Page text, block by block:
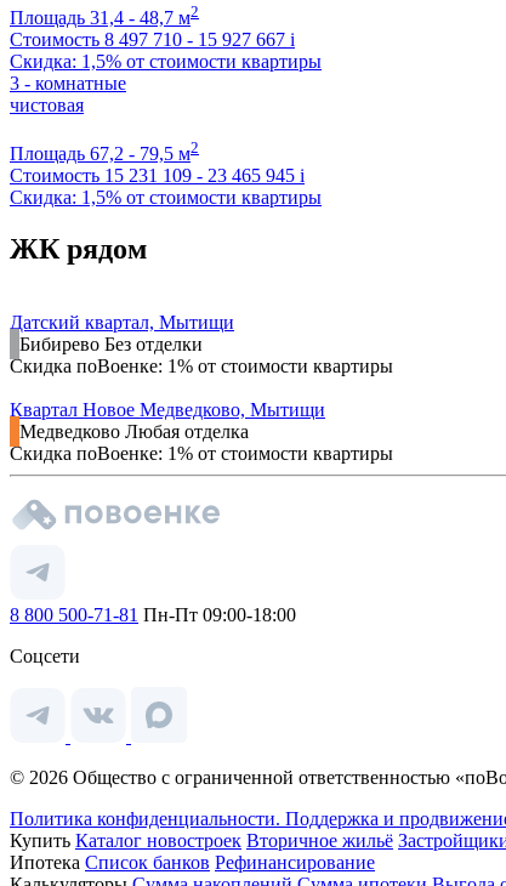
Площадь 31,4 - 48,7 м2
Стоимость 8 497 710 - 15 927 667 i
Скидка: 1,5% от стоимости квартиры
3 - комнатные
чистовая
Площадь 67,2 - 79,5 м2
Стоимость 15 231 109 - 23 465 945 i
Скидка: 1,5% от стоимости квартиры
ЖК рядом
Датский квартал, Мытищи
Бибирево Без отделки
Скидка поВоенке: 1% от стоимости квартиры
Квартал Новое Медведково, Мытищи
Медведково Любая отделка
Скидка поВоенке: 1% от стоимости квартиры
8 800 500-71-81 Пн-Пт 09:00-18:00
Соцсети
© 2026 Общество с ограниченной ответственностью
Политика конфиденциальности. Поддержка и
Купить Каталог новостроек Вторичное жильё
Ипотека Список банков Рефинансирование